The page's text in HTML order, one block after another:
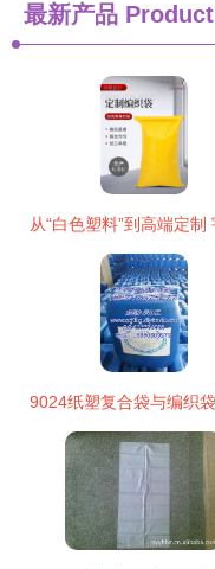
最新产品 Product